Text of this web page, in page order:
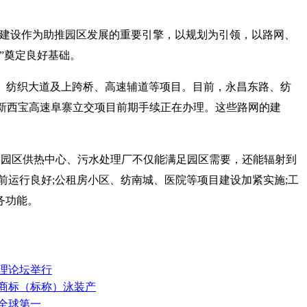
作为助推园区发展的重要引擎，以规划为引领，以路网、
定良好基础。
织大道及上跨桥、高速辅道等项目。目前，永昌东路、纺
宝高速阜寨立交项目前期手续正在办理。这些路网的建
区供热中心、污水处理厂不仅能满足园区需要，还能辐射到
行良好;公租房小区、纺南城、医院等项目建设加紧实施;工
能。
论坛举行
标（标称）泳装产
球第一